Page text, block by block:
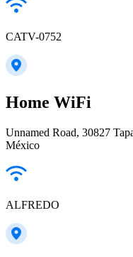
CATV-0752
Home WiFi
Unnamed Road, 30827
México
ALFREDO